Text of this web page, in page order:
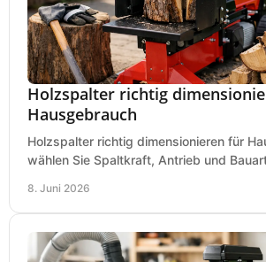
Holzspalter richtig
Hausgebrauch
Holzspalter richtig dimensionieren für
wählen Sie Spaltkraft, Antrieb und
8. Juni 2026